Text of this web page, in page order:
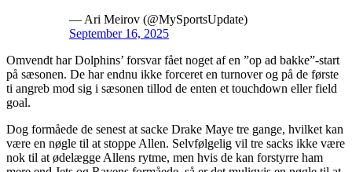
— Ari Meirov (@MySportsUpdate)
September 16, 2025
Omvendt har Dolphins’ forsvar fået noget af en ”op ad bakke”-start
på sæsonen. De har endnu ikke forceret en turnover og på de første
ti angreb mod sig i sæsonen tillod de enten et touchdown eller field
goal.
Dog formåede de senest at sacke Drake Maye tre gange, hvilket kan
være en nøgle til at stoppe Allen. Selvfølgelig vil tre sacks ikke være
nok til at ødelægge Allens rytme, men hvis de kan forstyrre ham